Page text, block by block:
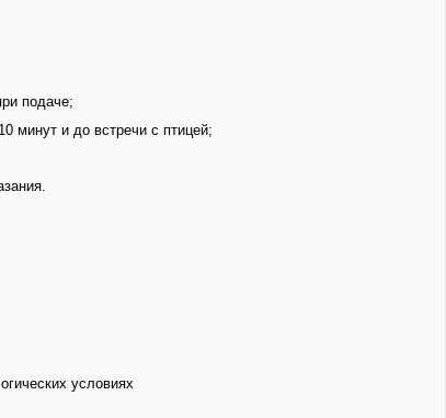
подаче;
минут и до встречи с птицей;
условиях